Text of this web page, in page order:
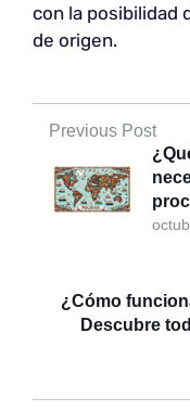
con la posibilidad
de origen.
Previous Post
¿Cómo
Descubre